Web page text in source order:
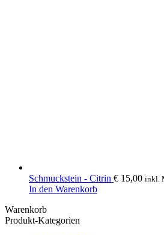
Schmuckstein - Citrin € 15,00 inkl.
In den Warenkorb
Warenkorb
Produkt-Kategorien